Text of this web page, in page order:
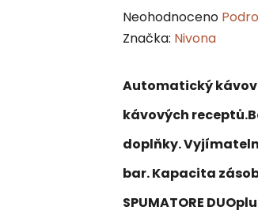
Průměrné
hodnocení
je
z
5
hvězdiček.
Neohodnoceno
Značka: Nivona
Automatický
kávových
doplňky.
bar. Kapacita
SPUMATORE